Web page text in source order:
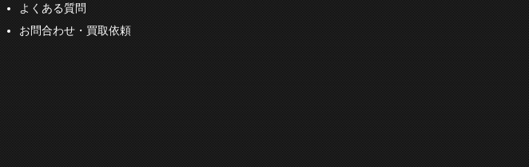
よくある質問
お問合わせ・買取依頼